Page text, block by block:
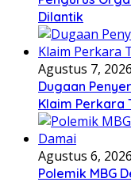
Dilantik
Agustus 7, 2026
Dugaan
Klaim Perkara
Agustus 6, 2026
Polemik MBG